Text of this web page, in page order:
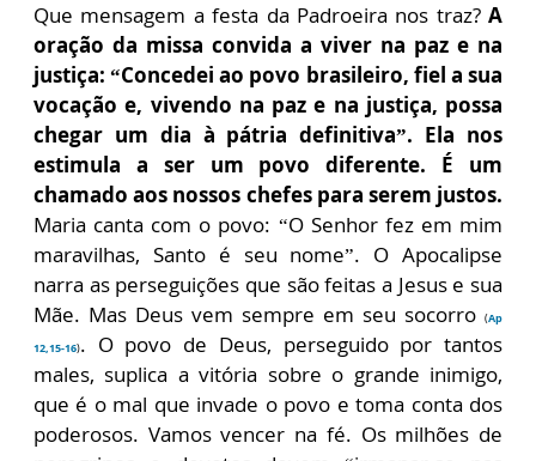
Que mensagem a festa da Padroeira nos traz? A
oração da missa convida a viver na paz e na
justiça: “Concedei ao povo brasileiro, fiel a sua
vocação e, vivendo na paz e na justiça, possa
chegar um dia à pátria definitiva”. Ela nos
estimula a ser um povo diferente. É um
chamado aos nossos chefes para serem justos.
Maria canta com o povo: “O Senhor fez em mim
maravilhas, Santo é seu nome”. O Apocalipse
narra as perseguições que são feitas a Jesus e sua
Mãe. Mas Deus vem sempre em seu socorro (Ap
12,15-16). O povo de Deus, perseguido por tantos
males, suplica a vitória sobre o grande inimigo,
que é o mal que invade o povo e toma conta dos
poderosos. Vamos vencer na fé. Os milhões de